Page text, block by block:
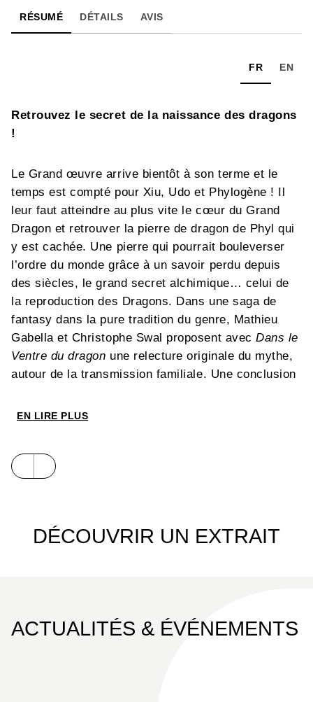
RÉSUMÉ DÉTAILS AVIS
FR EN
Retrouvez le secret de la naissance des dragons
!
Le Grand œuvre arrive bientôt à son terme et le
temps est compté pour Xiu, Udo et Phylogène ! Il
leur faut atteindre au plus vite le cœur du Grand
Dragon et retrouver la pierre de dragon de Phyl qui
y est cachée. Une pierre qui pourrait bouleverser
l’ordre du monde grâce à un savoir perdu depuis
des siècles, le grand secret alchimique… celui de
la reproduction des Dragons. Dans une saga de
fantasy dans la pure tradition du genre, Mathieu
Gabella et Christophe Swal proposent avecDans le
Ventre du dragon une relecture originale du mythe,
autour de la transmission familiale. Une conclusion
EN LIRE PLUS
DÉCOUVRIR UN EXTRAIT
ACTUALITÉS & ÉVÉNEMENTS